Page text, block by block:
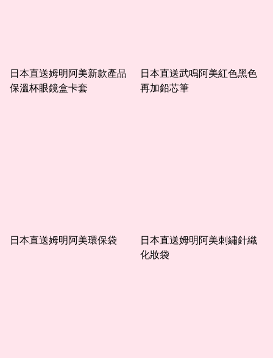
日本直送姆明阿美新款產品
保溫杯眼鏡盒卡套
日本直送武鳴阿美紅色黑色
再加鉛芯筆
日本直送姆明阿美環保袋
日本直送姆明阿美刺繡針織
化妝袋